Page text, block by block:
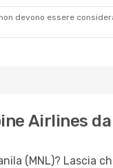
devono essere
Airlines
(MNL)? Lascia